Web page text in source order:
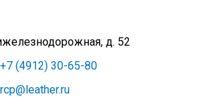
д. 52
+7 (4912) 30-65-80
rcp@leather.ru